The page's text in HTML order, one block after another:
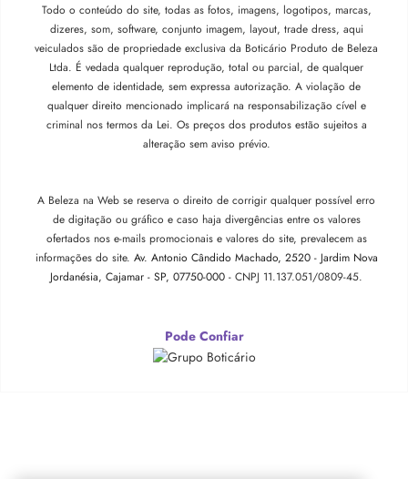
Todo o conteúdo do site, todas as fotos, imagens, logotipos, marcas,
dizeres, som, software, conjunto imagem, layout, trade dress, aqui
veiculados são de propriedade exclusiva da Boticário Produto de Beleza
Ltda. É vedada qualquer reprodução, total ou parcial, de qualquer
elemento de identidade, sem expressa autorização. A violação de
qualquer direito mencionado implicará na responsabilização cível e
criminal nos termos da Lei. Os preços dos produtos estão sujeitos a
alteração sem aviso prévio.
A Beleza na Web se reserva o direito de corrigir qualquer possível erro
de digitação ou gráfico e caso haja divergências entre os valores
ofertados nos e-mails promocionais e valores do site, prevalecem as
informações do site. Av. Antonio Cândido Machado, 2520 - Jardim Nova
Jordanésia, Cajamar - SP, 07750-000 - CNPJ 11.137.051/0809-45.
Pode Confiar